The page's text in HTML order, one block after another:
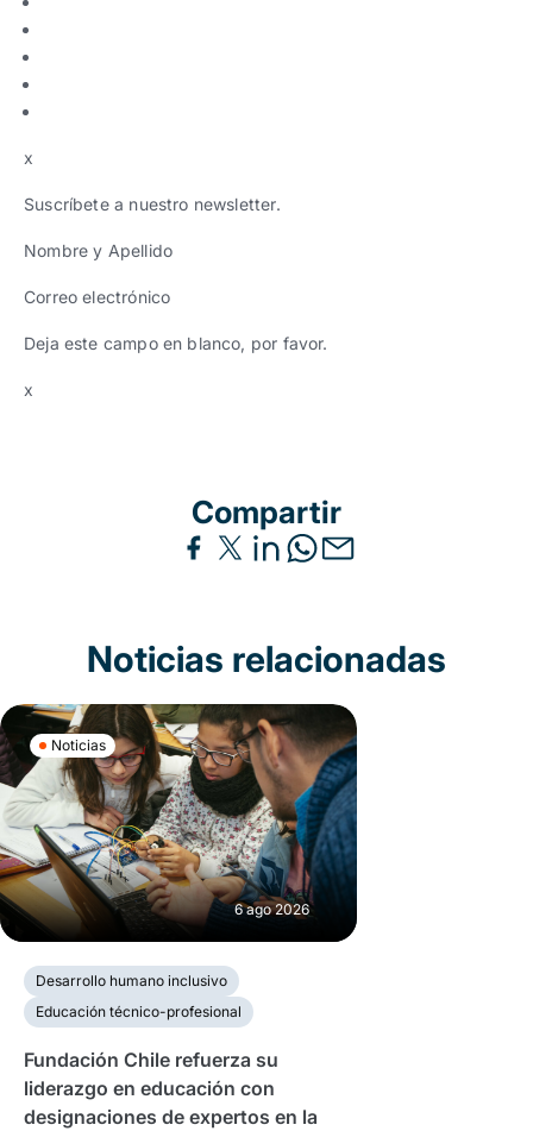
x
Suscríbete a nuestro newsletter.
Nombre y Apellido
Correo electrónico
Deja este campo en blanco, por favor.
x
Compartir
Noticias relacionadas
Noticias
6 ago 2026
Desarrollo humano inclusivo
Educación técnico-profesional
Fundación Chile refuerza su
liderazgo en educación con
designaciones de expertos en la